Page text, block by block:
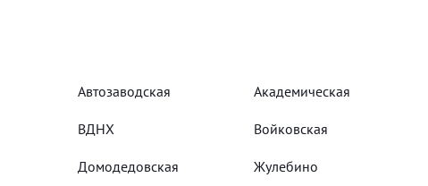
Автозаводская Академическая
ВДНХ Войковская
Домодедовская Жулебино